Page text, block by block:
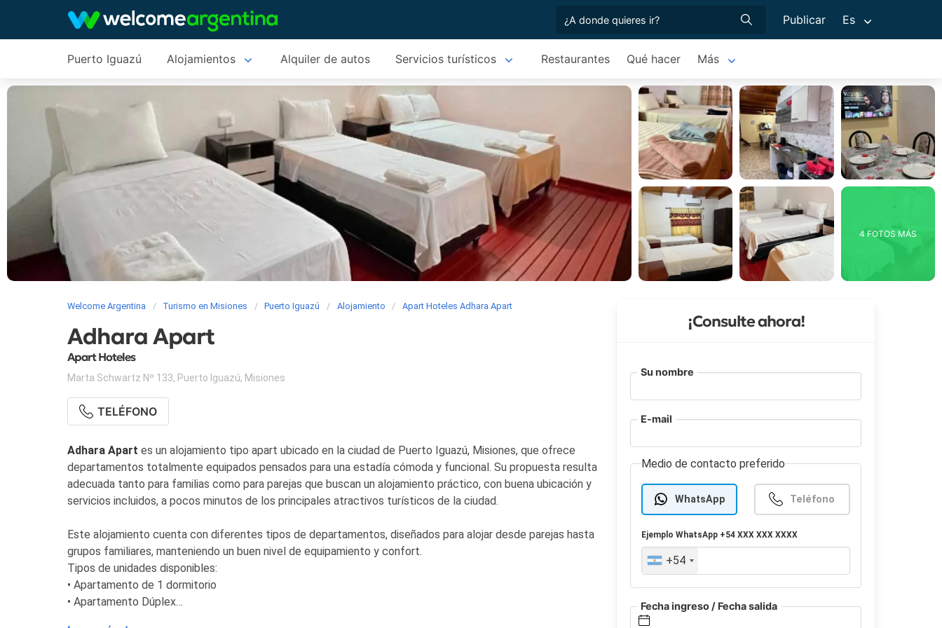
Publicar Es
Puerto Iguazú Alojamientos Alquiler de autos Servicios turísticos Restaurantes Qué hacer Más
4 FOTOS MÁS
Welcome Argentina Turismo en Misiones Puerto Iguazú Alojamiento Apart Hoteles Adhara Apart
Adhara Apart
Apart Hoteles
Marta Schwartz Nº 133, Puerto Iguazú, Misiones
TELÉFONO
Adhara Apart es un alojamiento tipo apart ubicado en la ciudad de Puerto Iguazú, Misiones, que ofrece
departamentos totalmente equipados pensados para una estadía cómoda y funcional. Su propuesta resulta
adecuada tanto para familias como para parejas que buscan un alojamiento práctico, con buena ubicación y
servicios incluidos, a pocos minutos de los principales atractivos turísticos de la ciudad.
Este alojamiento cuenta con diferentes tipos de departamentos, diseñados para alojar desde parejas hasta
grupos familiares, manteniendo un buen nivel de equipamiento y confort.
Tipos de unidades disponibles:
• Apartamento de 1 dormitorio
• Apartamento Dúplex
¡Consulte ahora!
Su nombre
E-mail
Medio de contacto preferido
WhatsApp Teléfono
EjemploWhatsApp +54 XXX XXX XXXX
+54
Fecha ingreso / Fecha salida